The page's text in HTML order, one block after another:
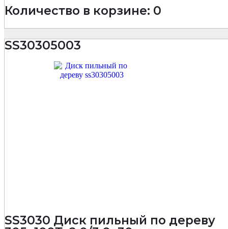
пильный
дереву
мм
Woodcutter
Professional
Количество в корзине: 0
SS30305003
SS3030 Диск пильный по дереву